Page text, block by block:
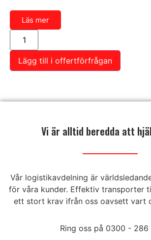
Läs mer
Lägg till i offertförfrågan
Vi är alltid beredda att
Vår logistikavdelning är
för våra kunder. Effektiv transporter
ett stort krav ifrån oss oavsett vart
Ring oss på 0300 - 286